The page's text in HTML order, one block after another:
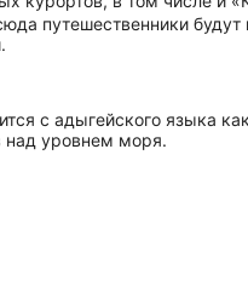
путешественники
с адыгейского языка
над уровнем моря.